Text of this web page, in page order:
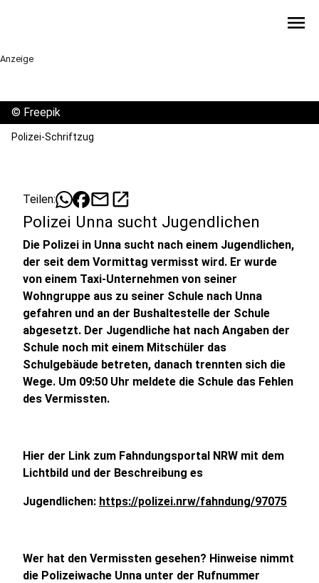
menu
Anzeige
© Freepik
Polizei-Schriftzug
Teilen: mailopen_in_new
Polizei Unna sucht Jugendlichen
Die Polizei in Unna sucht nach einem Jugendlichen,
der seit dem Vormittag vermisst wird. Er wurde
von einem Taxi-Unternehmen von seiner
Wohngruppe aus zu seiner Schule nach Unna
gefahren und an der Bushaltestelle der Schule
abgesetzt. Der Jugendliche hat nach Angaben der
Schule noch mit einem Mitschüler das
Schulgebäude betreten, danach trennten sich die
Wege. Um 09:50 Uhr meldete die Schule das Fehlen
des Vermissten.
Hier der Link zum Fahndungsportal NRW mit dem
Lichtbild und der Beschreibung es
Jugendlichen: https://polizei.nrw/fahndung/97075
Wer hat den Vermissten gesehen? Hinweise nimmt
die Polizeiwache Unna unter der Rufnummer